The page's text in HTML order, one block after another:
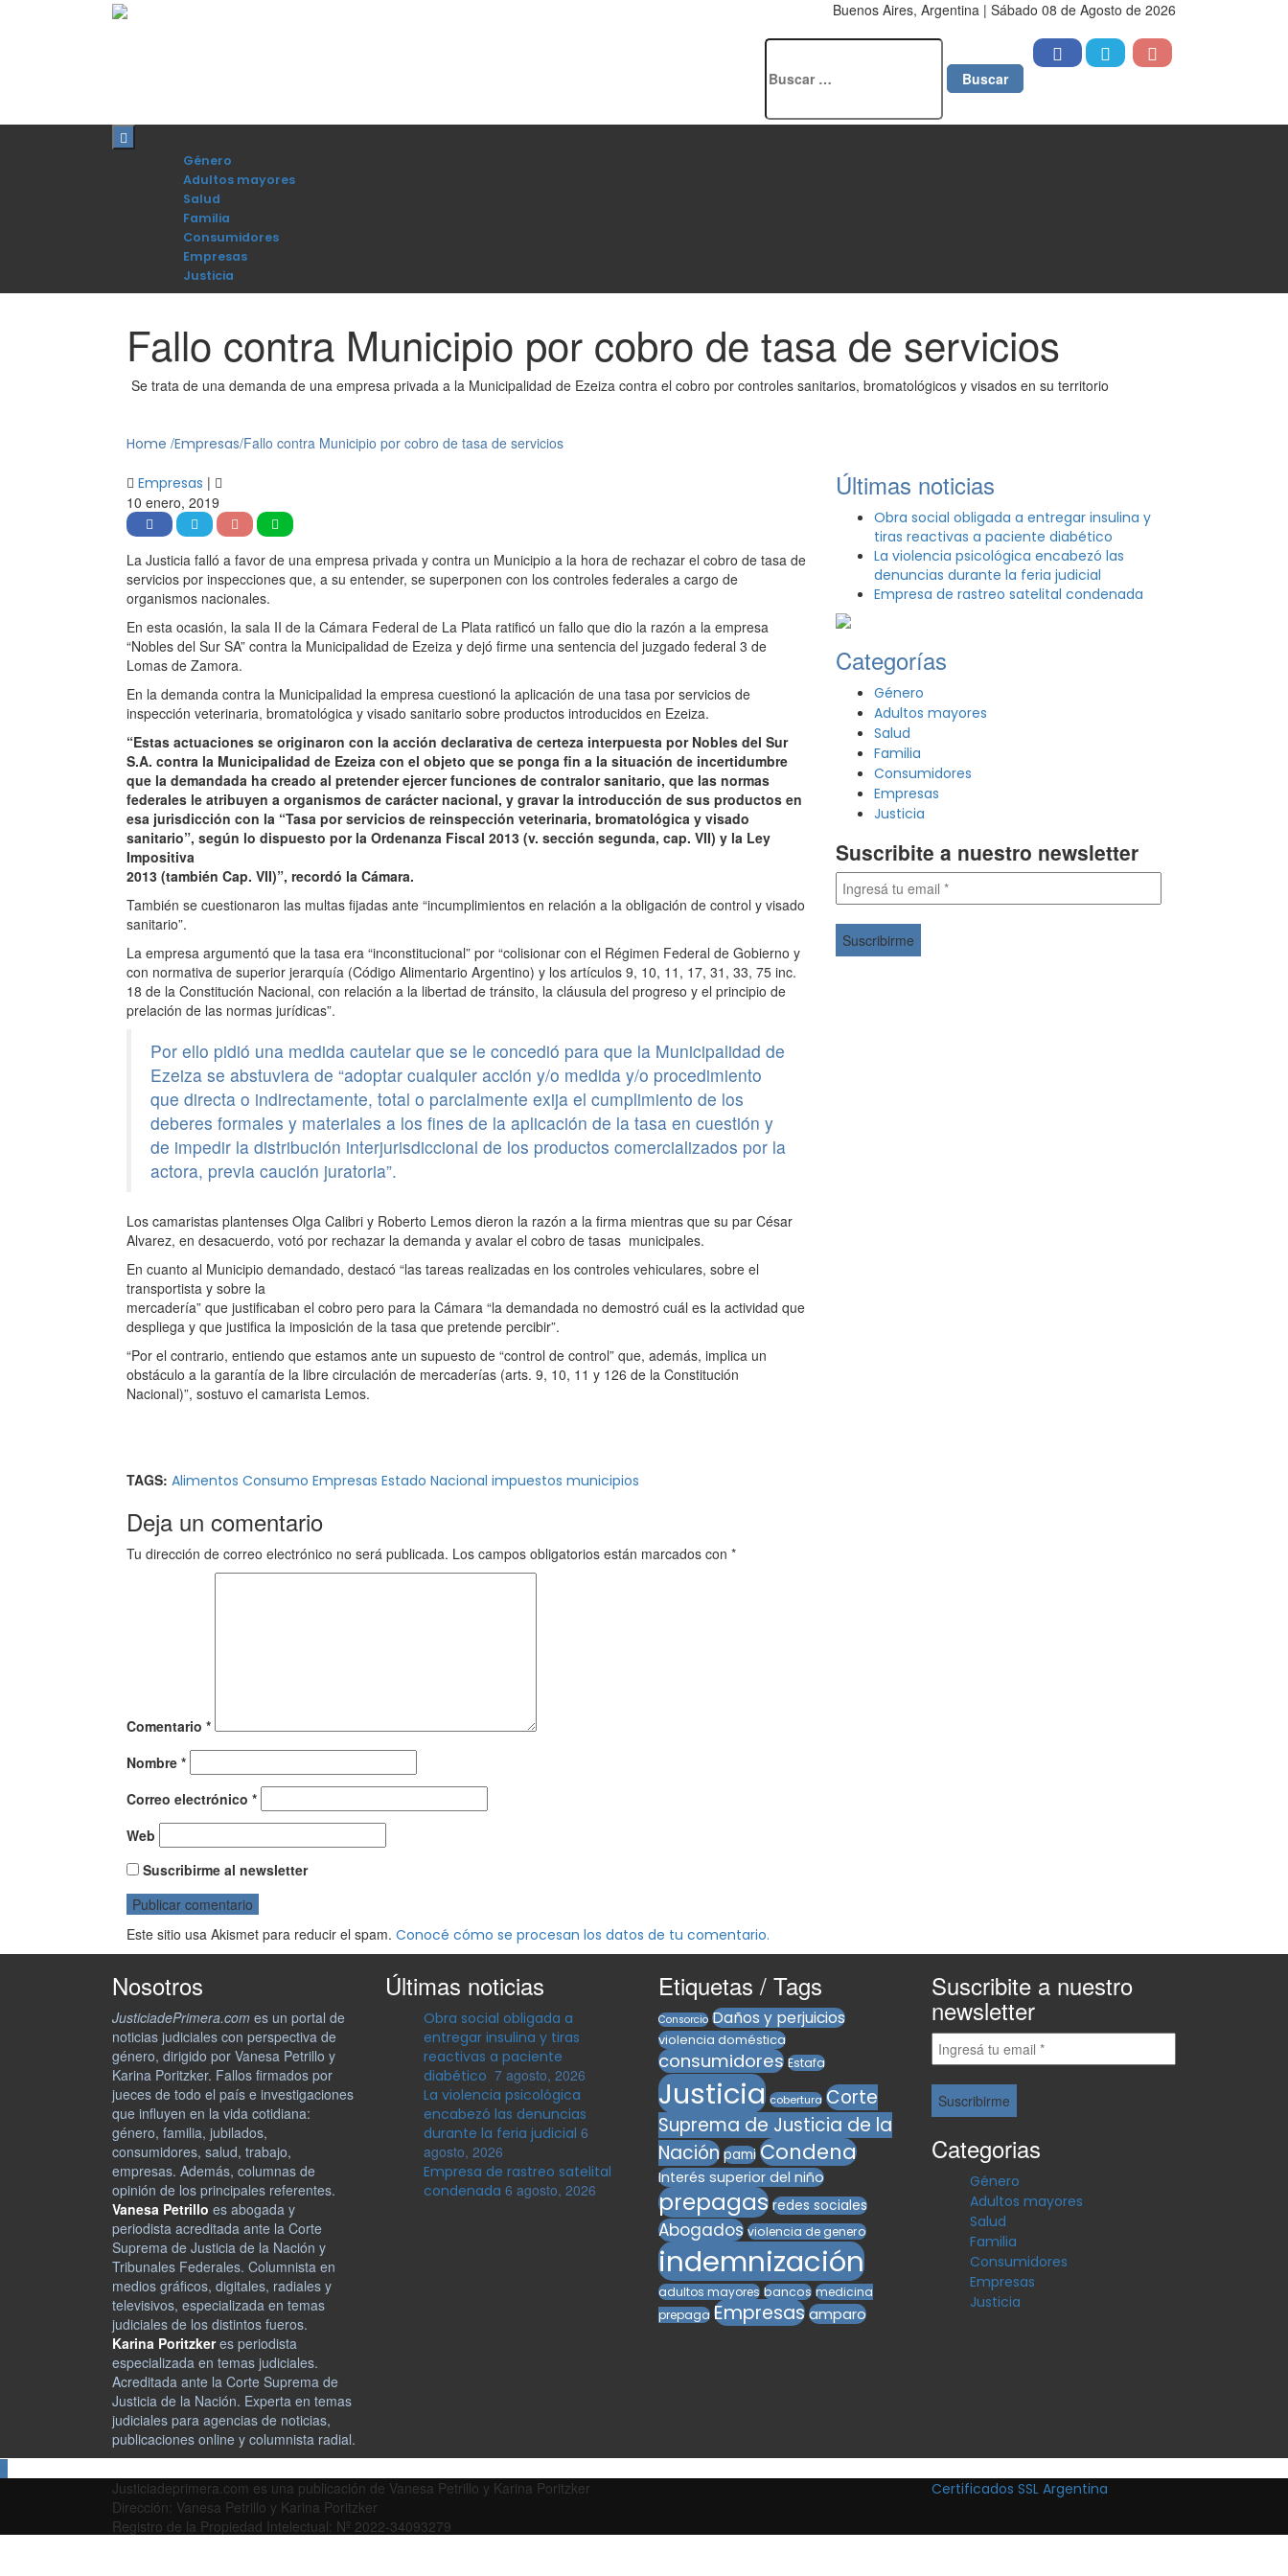
Buenos Aires, Argentina | Sábado 08 de Agosto de 2026
Buscar:
Género
Adultos mayores
Salud
Familia
Consumidores
Empresas
Justicia
Fallo contra Municipio por cobro de tasa de servicios
Se trata de una demanda de una empresa privada a la Municipalidad de Ezeiza contra el cobro por controles sanitarios, bromatológicos y visados en su territorio
Home /Empresas/Fallo contra Municipio por cobro de tasa de servicios
Empresas |
10 enero, 2019
La Justicia falló a favor de una empresa privada y contra un Municipio a la hora de rechazar el cobro de tasa de
servicios por inspecciones que, a su entender, se superponen con los controles federales a cargo de
organismos nacionales.
En esta ocasión, la sala II de la Cámara Federal de La Plata ratificó un fallo que dio la razón a la empresa
“Nobles del Sur SA” contra la Municipalidad de Ezeiza y dejó firme una sentencia del juzgado federal 3 de
Lomas de Zamora.
En la demanda contra la Municipalidad la empresa cuestionó la aplicación de una tasa por servicios de
inspección veterinaria, bromatológica y visado sanitario sobre productos introducidos en Ezeiza.
“Estas actuaciones se originaron con la acción declarativa de certeza interpuesta por Nobles del Sur
S.A. contra la Municipalidad de Ezeiza con el objeto que se ponga fin a la situación de incertidumbre
que la demandada ha creado al pretender ejercer funciones de contralor sanitario, que las normas
federales le atribuyen a organismos de carácter nacional, y gravar la introducción de sus productos en
esa jurisdicción con la “Tasa por servicios de reinspección veterinaria, bromatológica y visado
sanitario”, según lo dispuesto por la Ordenanza Fiscal 2013 (v. sección segunda, cap. VII) y la Ley
Impositiva
2013 (también Cap. VII)”, recordó la Cámara.
También se cuestionaron las multas fijadas ante “incumplimientos en relación a la obligación de control y visado
sanitario”.
La empresa argumentó que la tasa era “inconstitucional” por “colisionar con el Régimen Federal de Gobierno y
con normativa de superior jerarquía (Código Alimentario Argentino) y los artículos 9, 10, 11, 17, 31, 33, 75 inc.
18 de la Constitución Nacional, con relación a la libertad de tránsito, la cláusula del progreso y el principio de
prelación de las normas jurídicas”.
Por ello pidió una medida cautelar que se le concedió para que la Municipalidad de
Ezeiza se abstuviera de “adoptar cualquier acción y/o medida y/o procedimiento
que directa o indirectamente, total o parcialmente exija el cumplimiento de los
deberes formales y materiales a los fines de la aplicación de la tasa en cuestión y
de impedir la distribución interjurisdiccional de los productos comercializados por la
actora, previa caución juratoria”.
Los camaristas plantenses Olga Calibri y Roberto Lemos dieron la razón a la firma mientras que su par César
Alvarez, en desacuerdo, votó por rechazar la demanda y avalar el cobro de tasas municipales.
En cuanto al Municipio demandado, destacó “las tareas realizadas en los controles vehiculares, sobre el
transportista y sobre la
mercadería” que justificaban el cobro pero para la Cámara “la demandada no demostró cuál es la actividad que
despliega y que justifica la imposición de la tasa que pretende percibir”.
“Por el contrario, entiendo que estamos ante un supuesto de “control de control” que, además, implica un
obstáculo a la garantía de la libre circulación de mercaderías (arts. 9, 10, 11 y 126 de la Constitución
Nacional)”, sostuvo el camarista Lemos.
TAGS: Alimentos Consumo Empresas Estado Nacional impuestos municipios
Deja un comentario
Tu dirección de correo electrónico no será publicada. Los campos obligatorios están marcados con *
Comentario *
Nombre *
Correo electrónico *
Web
Suscribirme al newsletter
Este sitio usa Akismet para reducir el spam. Conocé cómo se procesan los datos de tu comentario.
Últimas noticias
Obra social obligada a entregar insulina y
tiras reactivas a paciente diabético
La violencia psicológica encabezó las
denuncias durante la feria judicial
Empresa de rastreo satelital condenada
Categorías
Género
Adultos mayores
Salud
Familia
Consumidores
Empresas
Justicia
Suscribite a nuestro newsletter
Nosotros
JusticiadePrimera.com es un portal de
noticias judiciales con perspectiva de
género, dirigido por Vanesa Petrillo y
Karina Poritzker. Fallos firmados por
jueces de todo el país e investigaciones
que influyen en la vida cotidiana:
género, familia, jubilados,
consumidores, salud, trabajo,
empresas. Además, columnas de
opinión de los principales referentes.
Vanesa Petrillo es abogada y
periodista acreditada ante la Corte
Suprema de Justicia de la Nación y
Tribunales Federales. Columnista en
medios gráficos, digitales, radiales y
televisivos, especializada en temas
judiciales de los distintos fueros.
Karina Poritzkeres periodista
especializada en temas judiciales.
Acreditada ante la Corte Suprema de
Justicia de la Nación. Experta en temas
judiciales para agencias de noticias,
publicaciones online y columnista radial.
Últimas noticias
Obra social obligada a
entregar insulina y tiras
reactivas a paciente
diabético 7 agosto, 2026
La violencia psicológica
encabezó las denuncias
durante la feria judicial 6
agosto, 2026
Empresa de rastreo satelital
condenada 6 agosto, 2026
Etiquetas / Tags
Consorcio Daños y perjuicios
violencia doméstica
consumidores Estafa
Justicia cobertura Corte
Suprema de Justicia de la
Nación pami Condena
Interés superior del niño
prepagas redes sociales
Abogados violencia de genero
indemnización
adultos mayores bancos medicina
prepaga Empresasamparo
Suscribite a nuestro
newsletter
Categorias
Género
Adultos mayores
Salud
Familia
Consumidores
Empresas
Justicia
Justiciadeprimera.com es una publicación de Vanesa Petrillo y Karina Poritzker
Dirección: Vanesa Petrillo y Karina Poritzker
Registro de la Propiedad Intelectual: Nº 2022-34093279
Certificados SSL Argentina